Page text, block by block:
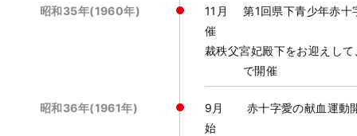
昭和35年(1960年)
11月 第1回県下青少年赤十
催
裁秩父宮妃殿下をお迎えし
で開催
昭和36年(1961年)
9月 赤十字愛の献血運動
始